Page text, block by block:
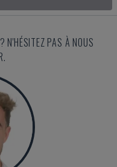
N'HÉSITEZ PAS À NOUS